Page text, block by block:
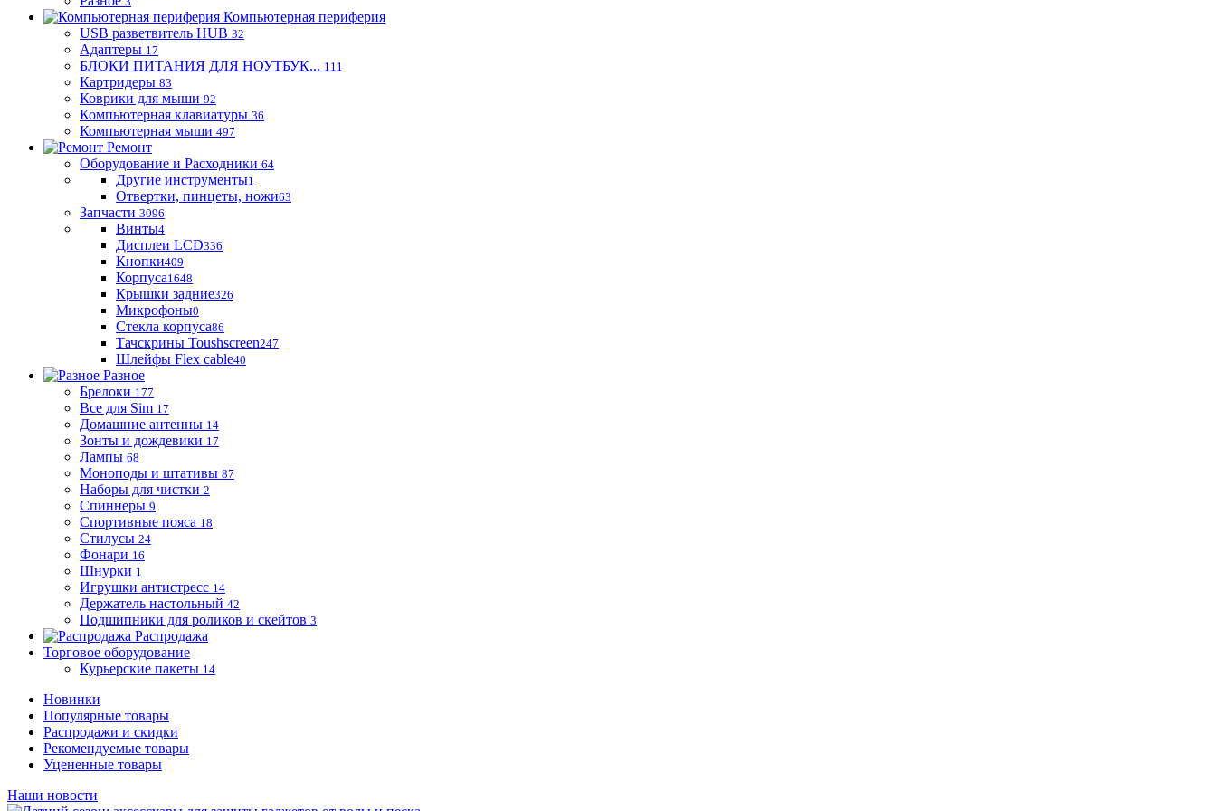
Компьютерная периферия
USB разветвитель HUB 32
Адаптеры 17
БЛОКИ ПИТАНИЯ ДЛЯ НОУТБУК... 111
Картридеры 83
Коврики для мыши 92
Компьютерная клавиатуры 36
Компьютерная мыши 497
Ремонт
Оборудование и Расходники 64
Другие инструменты1
Отвертки, пинцеты, ножи63
Запчасти 3096
Винты4
Дисплеи LCD336
Кнопки409
Корпуса1648
Крышки задние326
Микрофоны0
Стекла корпуса86
Тачскрины Toushscreen247
Шлейфы Flex cable40
Разное
Брелоки 177
Все для Sim 17
Домашние антенны 14
Зонты и дождевики 17
Лампы 68
Моноподы и штативы 87
Наборы для чистки 2
Спиннеры 9
Спортивные пояса 18
Стилусы 24
Фонари 16
Шнурки 1
Игрушки антистресс 14
Держатель настольный 42
Подшипники для роликов и скейтов 3
Распродажа
Торговое оборудование
Курьерские пакеты 14
Новинки
Популярные товары
Распродажи и скидки
Рекомендуемые товары
Уцененные товары
Наши новости